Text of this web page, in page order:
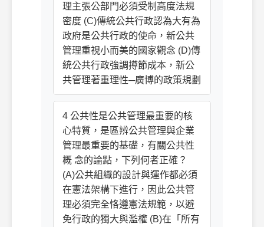
理主張公部門必須受制高度法規
密度 (C)傳統公共行政認為大有為
政府是公共行政的使命，新公共
管理重視小而美的國家觀念 (D)傳
統公共行政強調撙節成本，新公
共管理著重理性─廣博的政策規劃
4 公共性是公共管理最重要的核
心特質，是區辨公共管理與企業
管理最重要的基礎，有關公共性
概 念的論點，下列何者正確？
(A)公共組織的設計與運作都必須
在憲法架構下進行，因此公共管
理必須完全恪遵憲法規範，以避
免行政的獨大與濫權 (B)在「所有